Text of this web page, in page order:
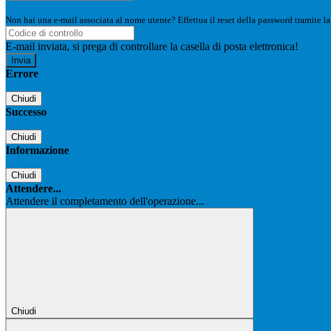
Non hai una e-mail associata al nome utente? Effettua il reset della password tramite la
E-mail inviata, si prega di controllare la casella di posta elettronica!
Errore
Chiudi
Successo
Chiudi
Informazione
Chiudi
Attendere...
Attendere il completamento dell'operazione...
Chiudi